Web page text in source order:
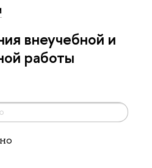
внеучебной и
работы